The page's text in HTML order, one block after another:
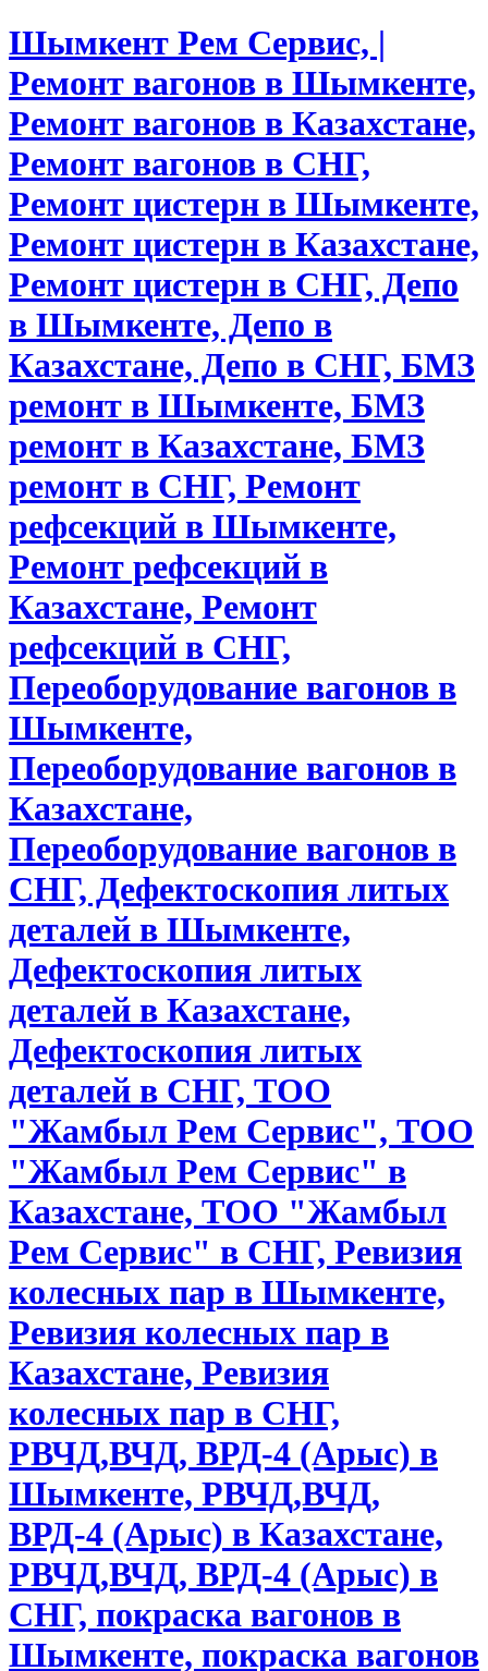
Шымкент Рем Сервис, |
Ремонт вагонов в Шымкенте,
Ремонт вагонов в Казахстане,
Ремонт вагонов в СНГ,
Ремонт цистерн в Шымкенте,
Ремонт цистерн в Казахстане,
Ремонт цистерн в СНГ, Депо
в Шымкенте, Депо в
Казахстане, Депо в СНГ, БМЗ
ремонт в Шымкенте, БМЗ
ремонт в Казахстане, БМЗ
ремонт в СНГ, Ремонт
рефсекций в Шымкенте,
Ремонт рефсекций в
Казахстане, Ремонт
рефсекций в СНГ,
Переоборудование вагонов в
Шымкенте,
Переоборудование вагонов в
Казахстане,
Переоборудование вагонов в
СНГ, Дефектоскопия литых
деталей в Шымкенте,
Дефектоскопия литых
деталей в Казахстане,
Дефектоскопия литых
деталей в СНГ, ТОО
"Жамбыл Рем Сервис", ТОО
"Жамбыл Рем Сервис" в
Казахстане, ТОО "Жамбыл
Рем Сервис" в СНГ, Ревизия
колесных пар в Шымкенте,
Ревизия колесных пар в
Казахстане, Ревизия
колесных пар в СНГ,
РВЧД,ВЧД, ВРД-4 (Арыс) в
Шымкенте, РВЧД,ВЧД,
ВРД-4 (Арыс) в Казахстане,
РВЧД,ВЧД, ВРД-4 (Арыс) в
СНГ, покраска вагонов в
Шымкенте, покраска вагонов